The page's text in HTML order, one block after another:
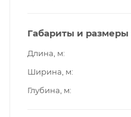
Габариты и размеры
Длина, м
Ширина, м
Глубина, м